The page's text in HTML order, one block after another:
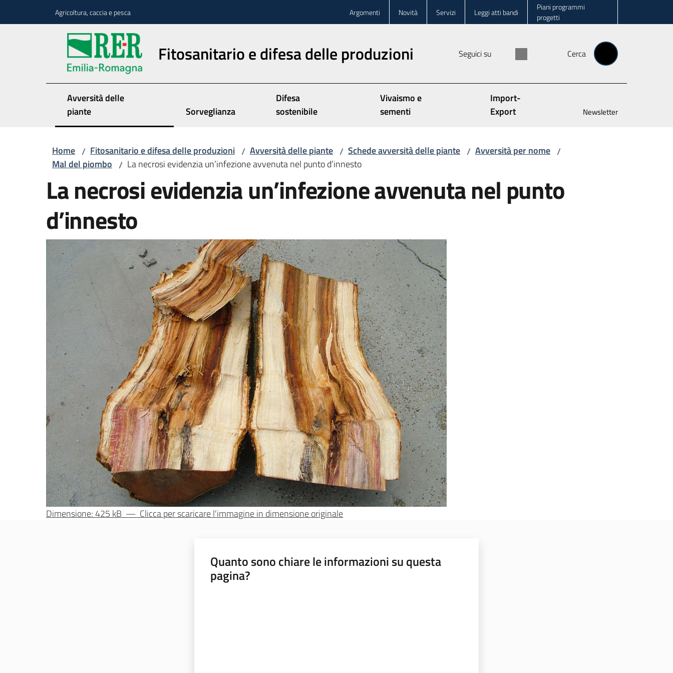
Agricoltura, caccia e pesca Argomenti Novità Servizi Leggi atti bandi
Piani programmi
progetti
Fitosanitario e difesa delle produzioni Seguici su Cerca
Avversità delle
piante
Sorveglianza
Difesa
sostenibile
Vivaismo e
sementi
Import-
Export
Newsletter
Home / Fitosanitario e difesa delle produzioni / Avversità delle piante / Schede avversità delle piante / Avversità per nome /
Mal del piombo / La necrosi evidenzia un’infezione avvenuta nel punto d’innesto
La necrosi evidenzia un’infezione avvenuta nel punto
d’innesto
Dimensione: 425 kB — Clicca per scaricare l'immagine in dimensione originale
Quanto sono chiare le informazioni su questa
pagina?